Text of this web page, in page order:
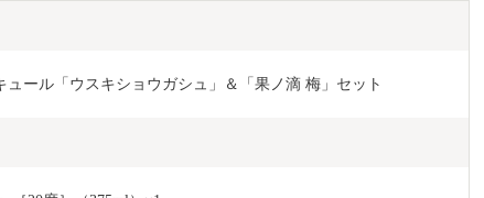
ュール「ウスキショウガシュ」＆「果ノ滴 梅」セット